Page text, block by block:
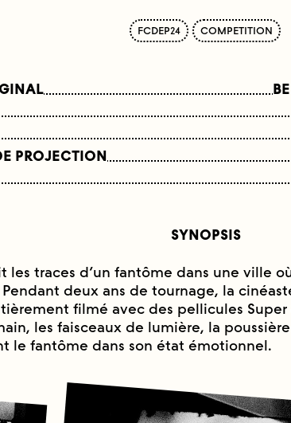
FCDEP24 COMPETITION
PROJECTION
SYNOPSIS
les traces d’un fantôme dans une ville
deux ans de tournage, la
filmé avec des pellicules
les faisceaux de lumière, la
le fantôme dans son état émotionnel.